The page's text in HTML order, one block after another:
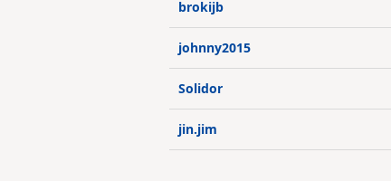
brokijb
johnny2015
Solidor
jin.jim